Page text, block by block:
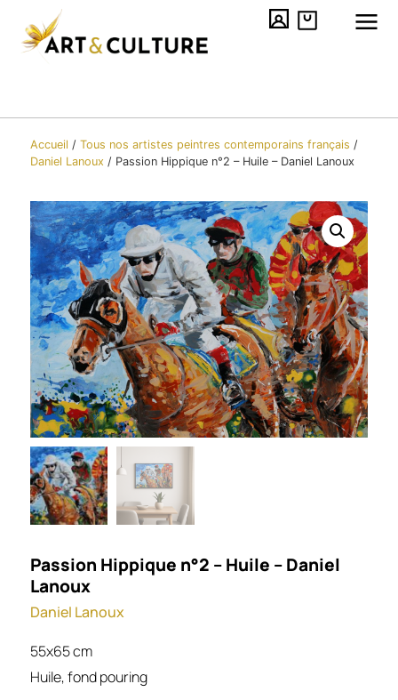
Accueil / Tous nos artistes peintres contemporains​ français /
Daniel Lanoux / Passion Hippique n°2 – Huile – Daniel Lanoux
Passion Hippique n°2 – Huile – Daniel
Lanoux
Daniel Lanoux
55x65 cm
Huile, fond pouring